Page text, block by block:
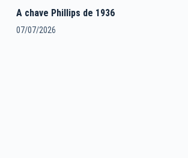
A chave Phillips de 1936
07/07/2026